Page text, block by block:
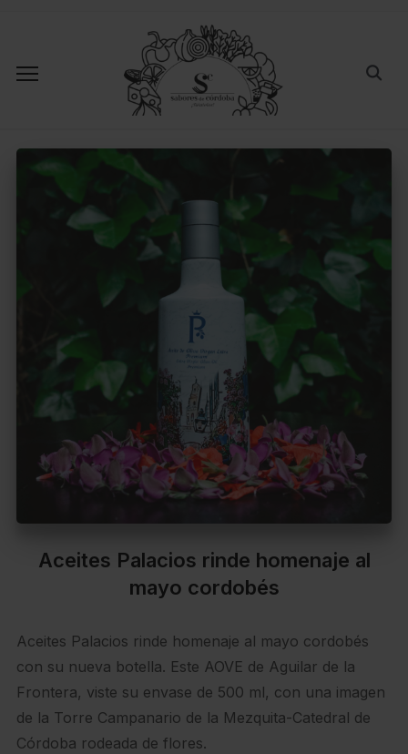
Aceites Palacios rinde homenaje al
mayo cordobés
Aceites Palacios rinde homenaje al mayo cordobés
con su nueva botella. Este AOVE de Aguilar de la
Frontera, viste su envase de 500 ml, con una imagen
de la Torre Campanario de la Mezquita-Catedral de
Córdoba rodeada de flores.